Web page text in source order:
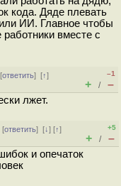
кода. Дяде плевать
ИИ. Главное чтобы
вместе с
ответить][↑]
–1
+ / –
лжет.
[ответить][↓] [↑]
+5
+ / –
и опечаток